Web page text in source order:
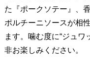
た『ポークソテー』、
ポルチーニソースが相
ます。噛む度に“ジュワ
非お楽しみください。